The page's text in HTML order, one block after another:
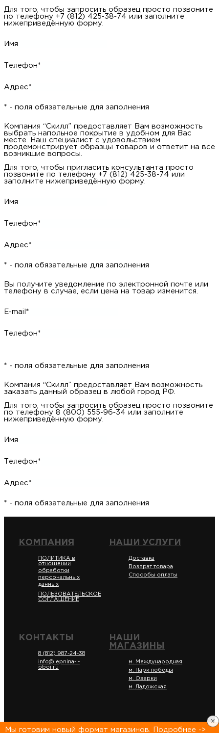
Для того, чтобы запросить образец просто позвоните
по телефону +7 (812) 425-38-74 или заполните
нижеприведённую форму.
Имя
Телефон*
Адрес*
* - поля обязательные для заполнения
Компания “Скилл” предоставляет Вам возможность
выбрать напольное покрытие в удобном для Вас
месте. Наш специалист с удовольствием
продемонстрирует образцы товаров и ответит на все
возникшие вопросы.
Для того, чтобы пригласить консультанта просто
позвоните по телефону +7 (812) 425-38-74 или
заполните нижеприведённую форму.
Имя
Телефон*
Адрес*
* - поля обязательные для заполнения
Вы получите уведомление по электронной почте или
телефону в случае, если цена на товар изменится.
E-mail*
Телефон*
* - поля обязательные для заполнения
Компания “Скилл” предоставляет Вам возможность
заказать данный образец в любой город РФ.
Для того, чтобы запросить образец просто позвоните
по телефону 8 (800) 555-96-34 или заполните
нижеприведённую форму.
Имя
Телефон*
Адрес*
* - поля обязательные для заполнения
КОМПАНИЯ
ПОЛИТИКА в
отношении
обработки
персональных
данных
ПОЛЬЗОВАТЕЛЬСКОЕ
СОГЛАШЕНИЕ
НАШИ УСЛУГИ
Доставка
Возврат товара
Способы оплаты
КОНТАКТЫ
8 (812) 987-24-38
info@lepnina-i-
oboi.ru
НАШИ
МАГАЗИНЫ
м. Международная
м. Парк победы
м. Озерки
м. Ладожская
Мы готовим новый формат магазинов. Подробнее ->
x